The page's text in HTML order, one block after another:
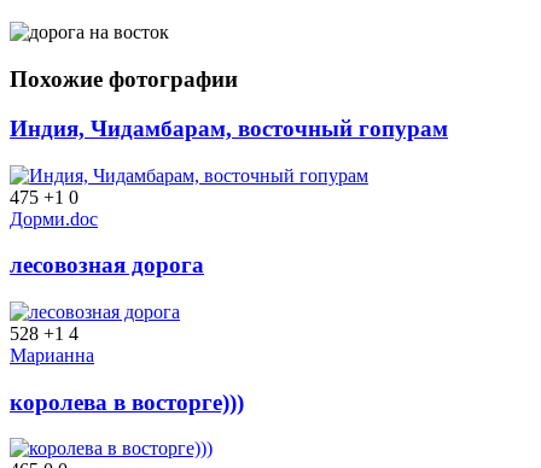
Похожие фотографии
Индия, Чидамбарам, восточный гопурам
475 +1 0
Дорми.doc
лесовозная дорога
528 +1 4
Марианна
королева в восторге)))